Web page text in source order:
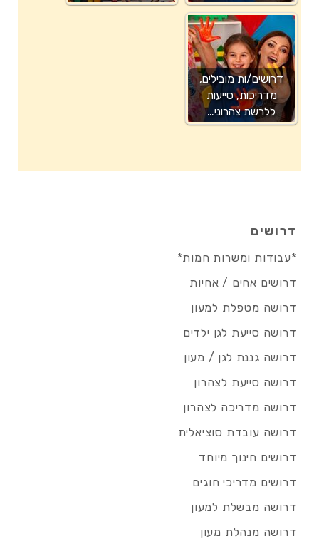
דרושים/ות מובילים,
מדריכות, סייעות
ללרשת צהרוני…
דרושים
*עבודות ומשרות חמות*
דרושים אחים / אחיות
דרושה מטפלת למעון
דרושה סייעת לגן ילדים
דרושה גננת לגן / מעון
דרושה סייעת לצהרון
דרושה מדריכה לצהרון
דרושה עובדת סוציאלית
דרושים חינוך מיוחד
דרושים מדריכי חוגים
דרושה מבשלת למעון
דרושה מנהלת מעון